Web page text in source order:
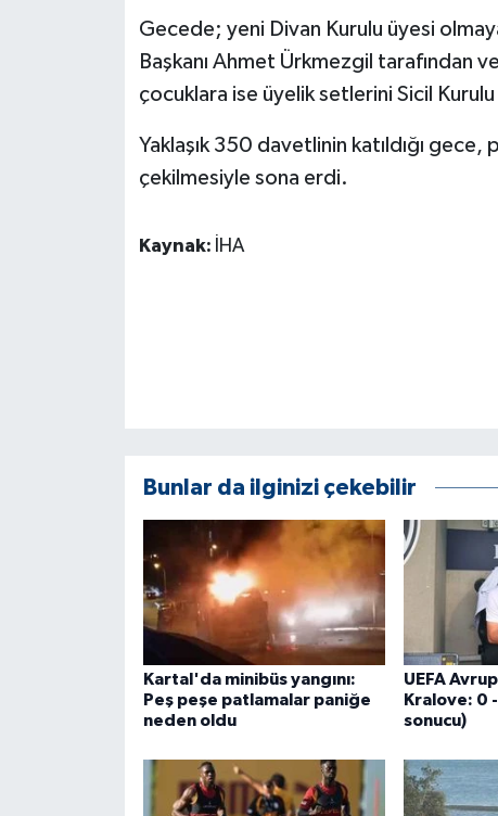
Gecede; yeni Divan Kurulu üyesi
Başkanı Ahmet Ürkmezgil tarafından
çocuklara ise üyelik setlerini Sicil
Yaklaşık 350 davetlinin katıldığı
çekilmesiyle sona erdi.
Kaynak: İHA
Bunlar da ilginizi çekebilir
Kartal'da minibüs yangını:
Peş peşe patlamalar paniğe
neden oldu
UEFA
Kralove: 0
sonucu)
Otomobil
Yerel Haberler